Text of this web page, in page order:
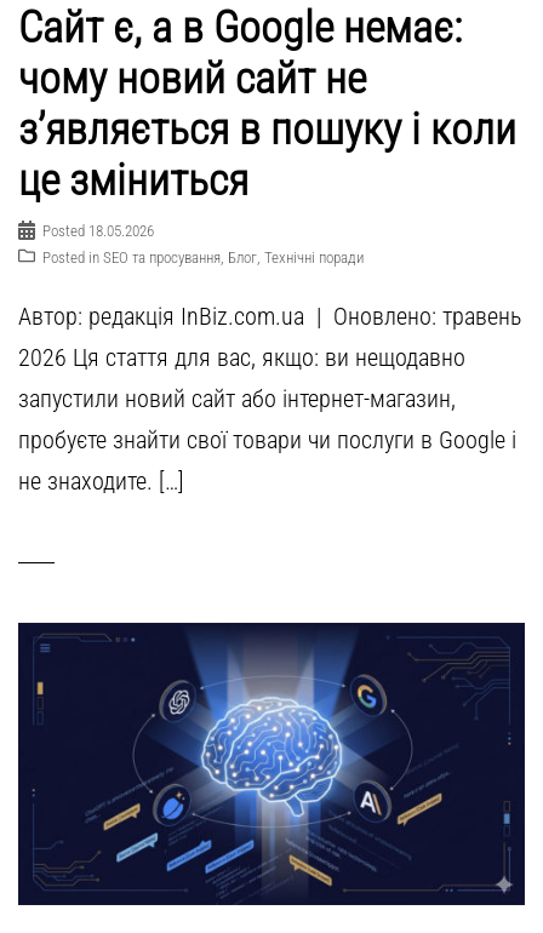
Сайт є, а в Google немає:
чому новий сайт не
з’являється в пошуку і коли
це зміниться
Posted 18.05.2026
Posted in SEO та просування Блог Технічні поради
Автор: редакція InBiz.com.ua | Оновлено: травень
2026 Ця стаття для вас, якщо: ви нещодавно
запустили новий сайт або інтернет-магазин,
пробуєте знайти свої товари чи послуги в Google і
не знаходите. […]